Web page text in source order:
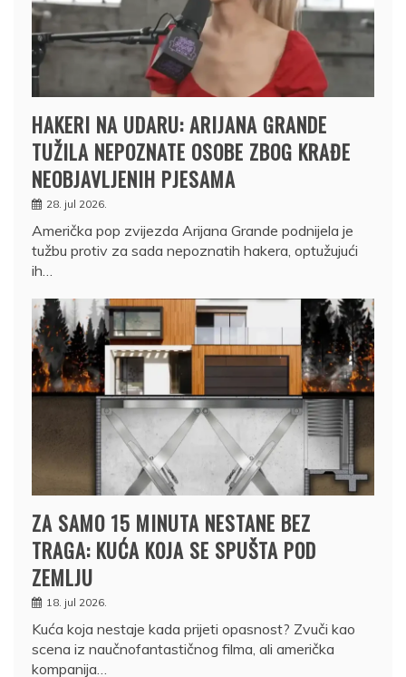
HAKERI NA UDARU: ARIJANA GRANDE
TUŽILA NEPOZNATE OSOBE ZBOG KRAĐE
NEOBJAVLJENIH PJESAMA
28. jul 2026.
Američka pop zvijezda Arijana Grande podnijela je
tužbu protiv za sada nepoznatih hakera, optužujući
ih…
ZA SAMO 15 MINUTA NESTANE BEZ
TRAGA: KUĆA KOJA SE SPUŠTA POD
ZEMLJU
18. jul 2026.
Kuća koja nestaje kada prijeti opasnost? Zvuči kao
scena iz naučnofantastičnog filma, ali američka
kompanija…